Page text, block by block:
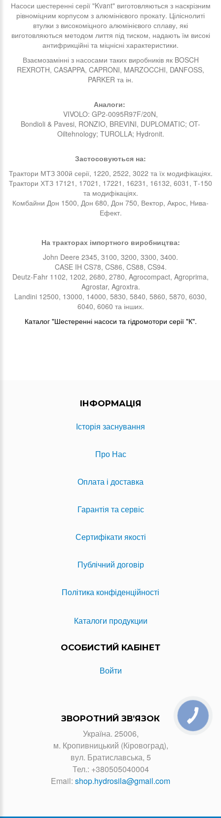
Насоси шестеренні серії "Kvant" виготовляються з наскрізним
рівноміцним корпусом з алюмінієвого прокату. Ціліснолиті
втулки з високоміцного алюмінієвого сплаву, які
виготовляються методом лиття під тиском, надають їм високі
антифрикційні та міцнісні характеристики.
Взаємозамінні з насосами таких виробників як BOSCH
REXROTH, CASAPPA, CAPRONI, MARZOCCHI, DANFOSS,
PARKER та ін.
Аналоги:
VIVOLO: GP2-0095R97F/20N,
Bondioli & Pavesi, RONZIO, BREVINI, DUPLOMATIC; OT-
Oiltehnology; TUROLLA; Hydronit.
Застосовуються на:
Трактори МТЗ 300й серії, 1220, 2522, 3022 та їх модифікаціях.
Трактори ХТЗ 17121, 17021, 17221, 16231, 16132, 6031, Т-150
та модифікаціях.
Комбайни Дон 1500, Дон 680, Дон 750, Вектор, Акрос, Нива-
Ефект.
На тракторах імпортного виробництва:
John Deere 2345, 3100, 3200, 3300, 3400.
CASE IH CS78, CS86, CS88, CS94.
Deutz-Fahr 1102, 1202, 2680, 2780, Agrocompact, Agroprima,
Agrostar, Agroxtra.
Landini 12500, 13000, 14000, 5830, 5840, 5860, 5870, 6030,
6040, 6060 та інших.
Каталог "Шестеренні насоси та гідромотори серії "К".
ІНФОРМАЦІЯ
Історія заснування
Про Нас
Оплата і доставка
Гарантія та сервіс
Сертифікати якості
Публічний договір
Політика конфіденційності
Каталоги продукции
ОСОБИСТИЙ КАБІНЕТ
Войти
ЗВОРОТНИЙ ЗВ’ЯЗОК
Україна. 25006,
м. Кропивницький (Кіровоград),
вул. Братиславська, 5
Тел.: +380505040004
Email: shop.hydrosila@gmail.com
КНОПКА
ЗВ'ЯЗКУ